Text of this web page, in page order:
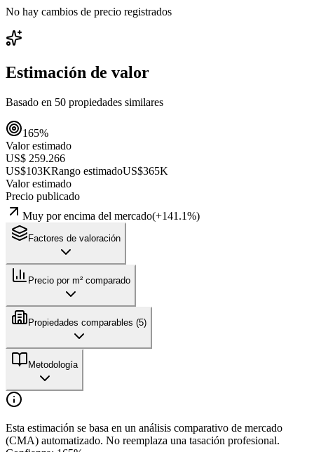
No hay cambios de precio registrados
Estimación de valor
Basado en 50 propiedades similares
165%
Valor estimado
US$ 259.266
US$103KRango estimadoUS$365K
Valor estimado
Precio publicado
Muy por encima del mercado(+141.1%)
Factores de valoración
Precio por m² comparado
Propiedades comparables (5)
Metodología
Esta estimación se basa en un análisis comparativo de mercado
(CMA) automatizado. No reemplaza una tasación profesional.